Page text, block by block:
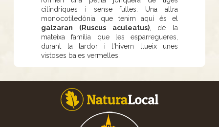
cilíndriques i sense fulles. Una altra
monocotiledònia que tenim aquí és el
galzaran (Ruscus aculeatus), de la
mateixa família que les esparregueres,
durant la tardor i l'hivern llueix unes
vistoses baies vermelles.